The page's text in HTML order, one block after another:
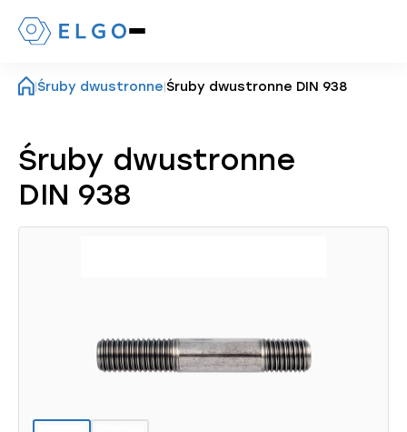
Naciśnij,
lub
|Śruby dwustronne|Śruby dwustronne DIN 938
Śruby dwustronne
DIN 938